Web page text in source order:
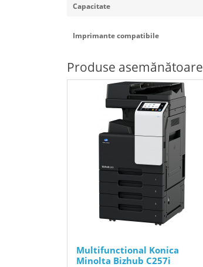
Capacitate
Imprimante compatibile
Produse asemănătoare
Multifunctional Konica
Minolta Bizhub C257i